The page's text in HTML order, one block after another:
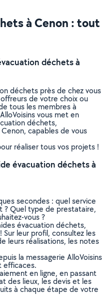
à Cenon : tout
déchets à
déchets près de chez vous
de votre choix ou
tous les membres à
vous met en
déchets,
capables de vous
réaliser tous vos projets !
évacuation déchets à
secondes : quel service
? Quel type de prestataire,
vous ?
évacuation déchets,
leur profil, consultez les
leurs réalisations, les notes
la messagerie AlloVoisins
efficaces.
en ligne, en passant
des lieux, les devis et les
à chaque étape de votre